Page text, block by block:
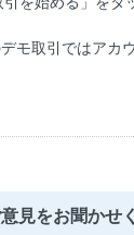
モ取引ではアカ
見をお聞かせ